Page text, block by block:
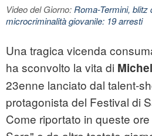
Video del Giorno:Roma-Termini, blitz
microcriminalità giovanile: 19 arresti
Una tragica vicenda
ha sconvolto la vita di
23enne lanciato dal talent-
protagonista del Festival di
Come riportato in queste